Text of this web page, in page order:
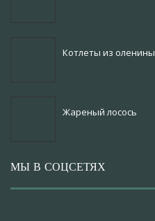
Котлеты из оленины
Жареный лосось
МЫ В СОЦСЕТЯХ